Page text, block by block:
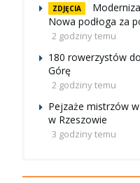
ZDJĘCIA
Nowa podłoga za
2 godziny temu
180 rowerzystów
Górę
2 godziny temu
Pejzaże mistrzów
w Rzeszowie
3 godziny temu